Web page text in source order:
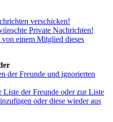
verschicken!
Private Nachrichten!
einem Mitglied dieses
der Freunde und ignorierten
der Freunde oder zur Liste
oder diese wieder aus